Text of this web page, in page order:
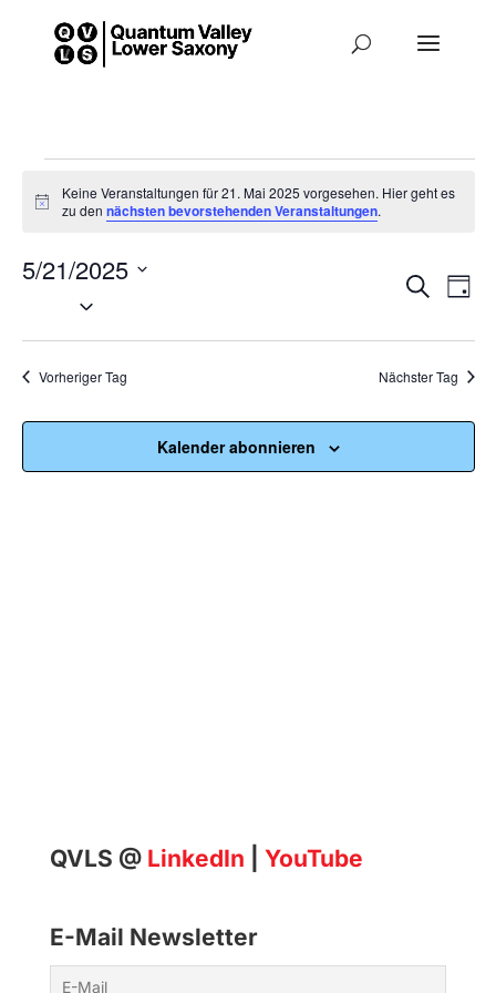
Veranstaltungen
für
Mai
2025
Hinweis
Keine Veranstaltungen für 21. Mai 2025 vorgesehen. Hier geht es
zu den nächsten bevorstehenden Veranstaltungen.
Such-
und
SucheTag
5/21/2025
wählen.
Vorheriger Tag Nächster Tag
Kalender abonnieren
QVLS @ LinkedIn YouTube
E-Mail Newsletter